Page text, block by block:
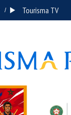
/ Tourisma TV